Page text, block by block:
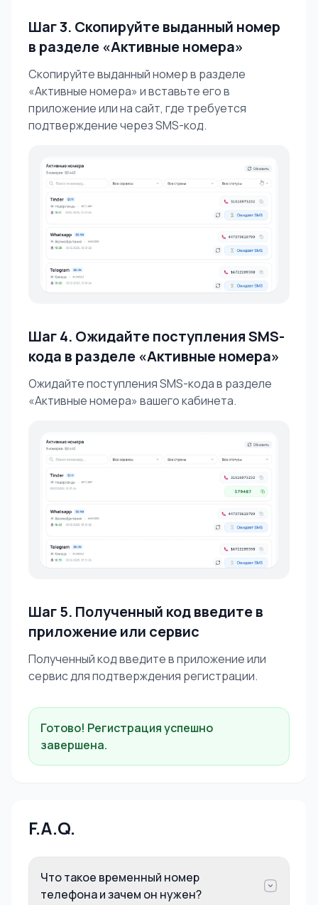
Шаг 3. Скопируйте выданный номер
в разделе «Активные номера»
Скопируйте выданный номер в разделе
«Активные номера» и вставьте его в
приложение или на сайт, где требуется
подтверждение через SMS-код.
Шаг 4. Ожидайте поступления SMS-
кода в разделе «Активные номера»
Ожидайте поступления SMS-кода в разделе
«Активные номера» вашего кабинета.
Шаг 5. Полученный код введите в
приложение или сервис
Полученный код введите в приложение или
сервис для подтверждения регистрации.
Готово! Регистрация успешно
завершена.
F.A.Q.
Что такое временный номер
телефона и зачем он нужен?